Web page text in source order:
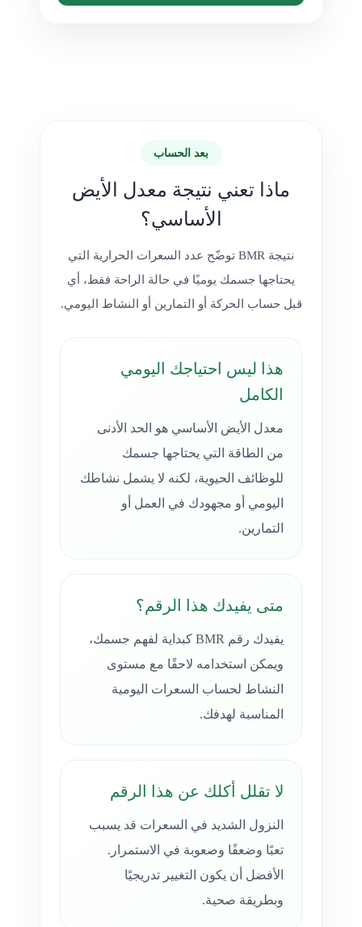
بعد الحساب
ماذا تعني نتيجة معدل الأيض
الأساسي؟
نتيجة BMR توضّح عدد السعرات الحرارية التي
يحتاجها جسمك يوميًا في حالة الراحة فقط، أي
قبل حساب الحركة أو التمارين أو النشاط اليومي.
هذا ليس احتياجك اليومي
الكامل
معدل الأيض الأساسي هو الحد الأدنى
من الطاقة التي يحتاجها جسمك
للوظائف الحيوية، لكنه لا يشمل نشاطك
اليومي أو مجهودك في العمل أو
التمارين.
متى يفيدك هذا الرقم؟
يفيدك رقم BMR كبداية لفهم جسمك،
ويمكن استخدامه لاحقًا مع مستوى
النشاط لحساب السعرات اليومية
المناسبة لهدفك.
لا تقلل أكلك عن هذا الرقم
النزول الشديد في السعرات قد يسبب
تعبًا وضعفًا وصعوبة في الاستمرار.
الأفضل أن يكون التغيير تدريجيًا
وبطريقة صحية.